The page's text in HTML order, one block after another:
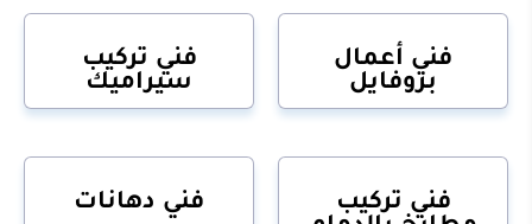
فني أعمال
بروفايل
فني تركيب
سيراميك
فني تركيب
فني دهانات